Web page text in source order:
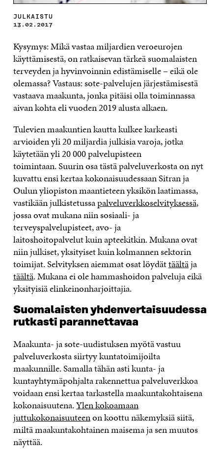
JULKAISTU
13.02.2017
Kysymys: Mikä vastaa miljardien veroeurojen
käyttämisestä, on ratkaisevan tärkeä suomalaisten
terveyden ja hyvinvoinnin edistämiselle – eikä ole
olemassa? Vastaus: sote-palvelujen järjestämisestä
vastaava maakunta, jonka pitäisi olla toiminnassa
aivan kohta eli vuoden 2019 alusta alkaen.
Tulevien maakuntien kautta kulkee karkeasti
arvioiden yli 20 miljardia julkisia varoja, jotka
käytetään yli 20 000 palvelupisteen
toimintaan. Suurin osa tästä palveluverkosta on nyt
kuvattu ensi kertaa kokonaisuudessaan Sitran ja
Oulun yliopiston maantieteen yksikön laatimassa,
vastikään julkistetussapalveluverkkoselvityksessä,
jossa ovat mukana niin sosiaali- ja
terveyspalvelupisteet, avo- ja
laitoshoitopalvelut kuin apteekitkin. Mukana ovat
niin julkiset, yksityiset kuin kolmannen sektorin
toimijat. Selvityksen aiemmat osat löydättäältäja
täältä. Mukana ei ole hammashoidon palveluja eikä
yksityisiä elinkeinonharjoittajia.
Suomalaisten yhdenvertaisuudessa
rutkasti parannettavaa
Maakunta- ja sote-uudistuksen myötä vastuu
palveluverkosta siirtyy kuntatoimijoilta
maakunnille. Samalla tähän asti kunta- ja
kuntayhtymäpohjalta rakennettua palveluverkkoa
voidaan ensi kertaa tarkastella maakuntakohtaisena
kokonaisuutena.Ylen kokoamaan
juttukokonaisuuteenon koottu näkemyksiä siitä,
miltä maakuntakohtainen maisema ja sen muutos
näyttää.